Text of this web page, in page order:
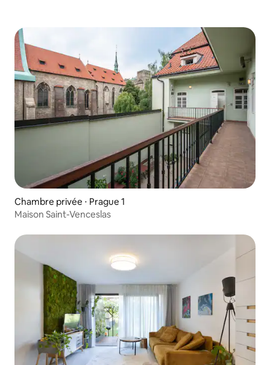
Chambre privée ⋅ Prague 1
Maison Saint-Venceslas